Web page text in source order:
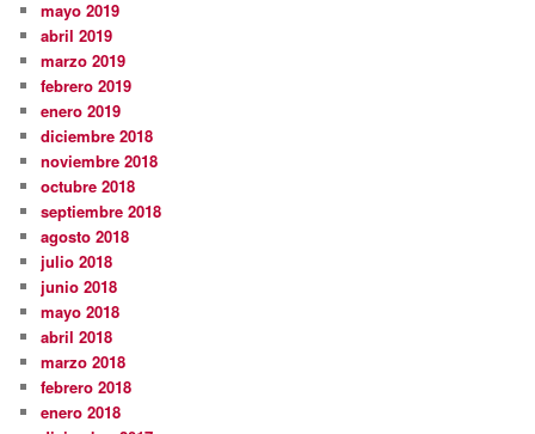
mayo 2019
abril 2019
marzo 2019
febrero 2019
enero 2019
diciembre 2018
noviembre 2018
octubre 2018
septiembre 2018
agosto 2018
julio 2018
junio 2018
mayo 2018
abril 2018
marzo 2018
febrero 2018
enero 2018